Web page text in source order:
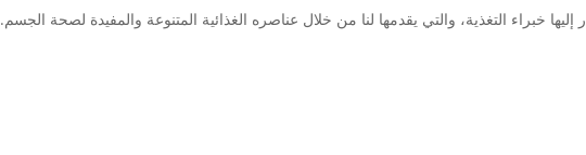
خبراء التغذية، والتي يقدمها لنا من خلال عناصره الغذائية المتنوعة والمفيدة لصحة الجسم.